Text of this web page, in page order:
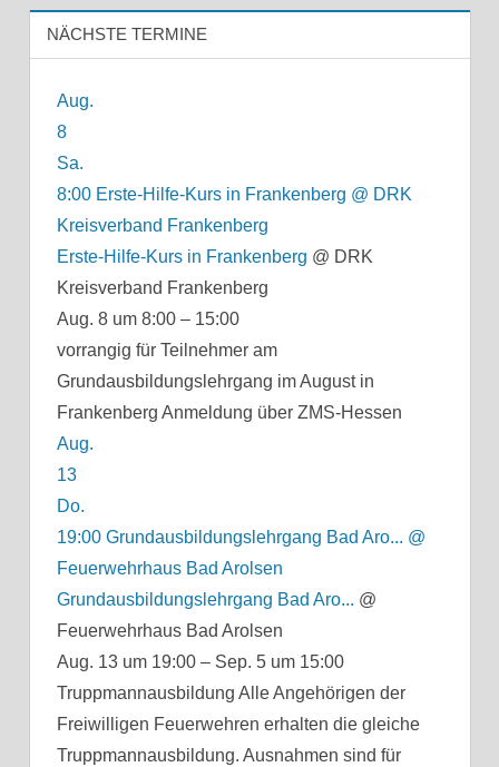
NÄCHSTE TERMINE
Aug.
8
Sa.
8:00 Erste-Hilfe-Kurs in Frankenberg @ DRK
Kreisverband Frankenberg
Erste-Hilfe-Kurs in Frankenberg @ DRK
Kreisverband Frankenberg
Aug. 8 um 8:00 – 15:00
vorrangig für Teilnehmer am
Grundausbildungslehrgang im August in
Frankenberg Anmeldung über ZMS-Hessen
Aug.
13
Do.
19:00 Grundausbildungslehrgang Bad Aro... @
Feuerwehrhaus Bad Arolsen
Grundausbildungslehrgang Bad Aro... @
Feuerwehrhaus Bad Arolsen
Aug. 13 um 19:00 – Sep. 5 um 15:00
Truppmannausbildung Alle Angehörigen der
Freiwilligen Feuerwehren erhalten die gleiche
Truppmannausbildung. Ausnahmen sind für